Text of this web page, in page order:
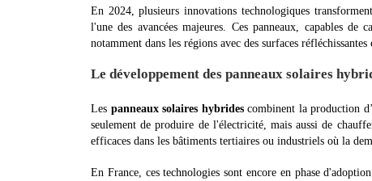
En 2024, plusieurs innovations technologiques
l'une des avancées majeures. Ces panneaux, capables
notamment dans les régions avec des surfaces
Le développement des panneaux solaires
Les panneaux solaires hybridescombinent la production
seulement de produire de l'électricité, mais aussi de
efficaces dans les bâtiments tertiaires ou industriels où la
En France, ces technologies sont encore en phase